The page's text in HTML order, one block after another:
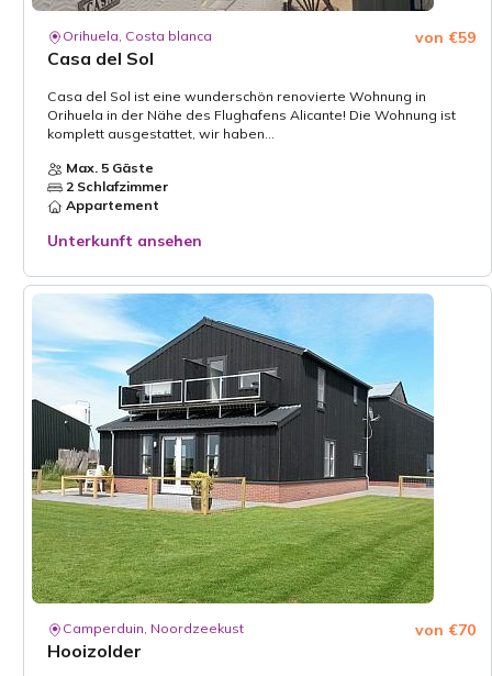
Orihuela, Costa blanca
Casa del Sol
von €59
Casa del Sol ist eine wunderschön renovierte Wohnung in
Orihuela in der Nähe des Flughafens Alicante! Die Wohnung ist
komplett ausgestattet, wir haben...
Max. 5 Gäste
2 Schlafzimmer
Appartement
Unterkunft ansehen
Camperduin, Noordzeekust
Hooizolder
von €70